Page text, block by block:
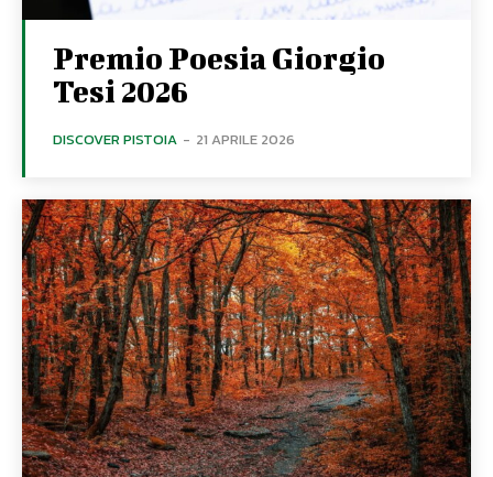
Premio Poesia Giorgio
Tesi 2026
DISCOVER PISTOIA - 21 APRILE 2026